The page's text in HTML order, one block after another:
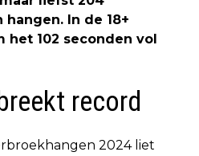
In de 18+
102 seconden vol
record
2024 liet